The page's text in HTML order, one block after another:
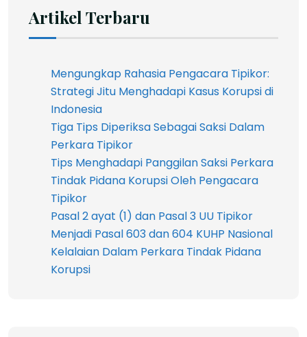
Artikel Terbaru
Mengungkap Rahasia Pengacara Tipikor:
Strategi Jitu Menghadapi Kasus Korupsi di
Indonesia
Tiga Tips Diperiksa Sebagai Saksi Dalam
Perkara Tipikor
Tips Menghadapi Panggilan Saksi Perkara
Tindak Pidana Korupsi Oleh Pengacara
Tipikor
Pasal 2 ayat (1) dan Pasal 3 UU Tipikor
Menjadi Pasal 603 dan 604 KUHP Nasional
Kelalaian Dalam Perkara Tindak Pidana
Korupsi